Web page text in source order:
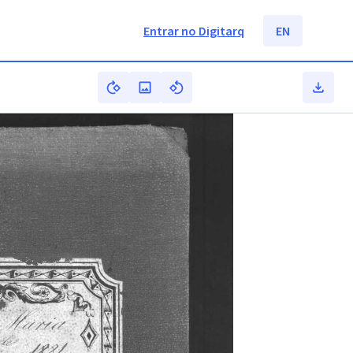
Entrar no Digitarq EN